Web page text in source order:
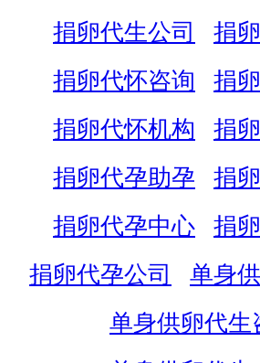
捐卵代生公司
捐
捐卵代怀咨询
捐
捐卵代怀机构
捐
捐卵代孕助孕
捐
捐卵代孕中心
捐
捐卵代孕公司
单身
单身供卵代生